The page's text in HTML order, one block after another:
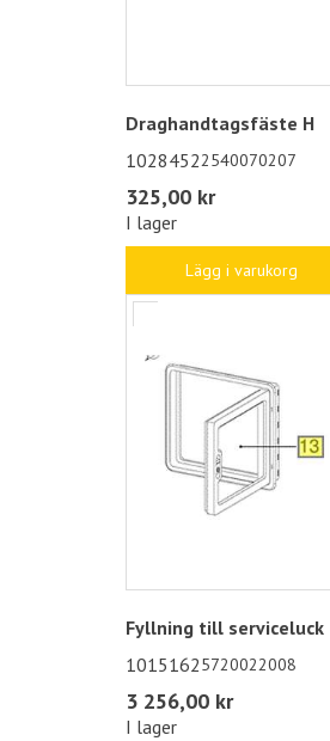
Draghandtagsfäste H
10284522540070207
325,00 kr
I lager
Lägg i varukorg
Fyllning till serviceluck
10151625720022008
3 256,00 kr
I lager